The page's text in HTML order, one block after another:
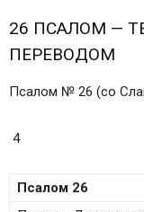
26 ПСАЛОМ —
ПЕРЕВОДОМ
Псалом № 26 (со
4
Псалом 26